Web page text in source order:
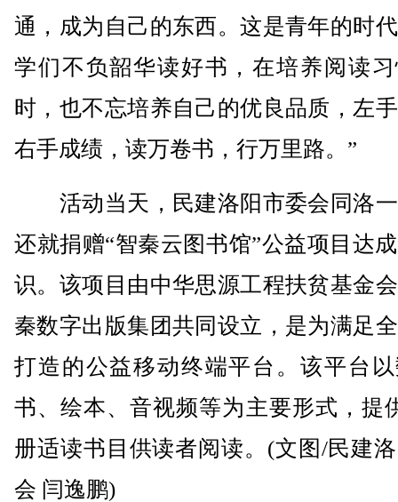
通，成为自己的东西。这是青年的时
学们不负韶华读好书，在培养阅读
时，也不忘培养自己的优良品质，左
右手成绩，读万卷书，行万里路。”
活动当天，民建洛阳市委会同洛
还就捐赠“智秦云图书馆”公益项目达
识。该项目由中华思源工程扶贫基金
秦数字出版集团共同设立，是为满足
打造的公益移动终端平台。该平台
书、绘本、音视频等为主要形式，提
册适读书目供读者阅读。(文图/民建
会 闫逸鹏)